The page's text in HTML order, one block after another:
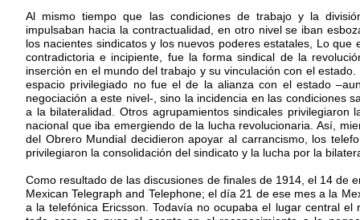
Al mismo tiempo que las condiciones de trabajo y la
impulsaban hacia la contractualidad, en otro nivel se iban
los nacientes sindicatos y los nuevos poderes estatales, Lo que
contradictoria e incipiente, fue la forma sindical de la
inserción en el mundo del trabajo y su vinculación con el
espacio privilegiado no fue el de la alianza con el estado
negociación a este nivel-, sino la incidencia en las condiciones
a la bilateralidad. Otros agrupamientos sindicales privilegiaron
nacional que iba emergiendo de la lucha revolucionaria. Así,
del Obrero Mundial decidieron apoyar al carrancismo, los
privilegiaron la consolidación del sindicato y la lucha por la
Como resultado de las discusiones de finales de 1914, el 14 de
Mexican Telegraph and Telephone; el día 21 de ese mes a la
a la telefónica Ericsson. Todavía no ocupaba el lugar central el